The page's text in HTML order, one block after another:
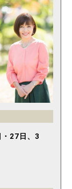
27日、3